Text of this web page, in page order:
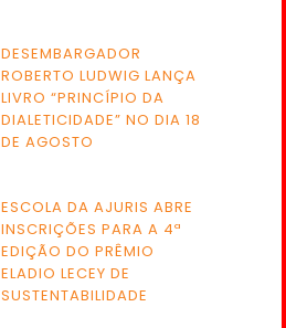
DESEMBARGADOR
ROBERTO LUDWIG LANÇA
LIVRO “PRINCÍPIO DA
DIALETICIDADE” NO DIA 18
DE AGOSTO
ESCOLA DA AJURIS ABRE
INSCRIÇÕES PARA A 4ª
EDIÇÃO DO PRÊMIO
ELADIO LECEY DE
SUSTENTABILIDADE